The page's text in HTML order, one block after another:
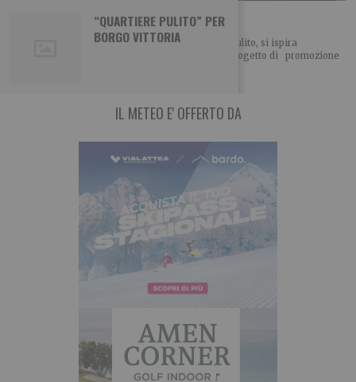
“QUARTIERE PULITO” PER
BORGO VITTORIA
“Quartiere Pulito”
Riceviamo e pubblichiamo Si chiama “Quartiere Pulito, si ispira
a La Via della Felicità di L. Ron Hubbard ed è un progetto di promozione
IL METEO E' OFFERTO DA